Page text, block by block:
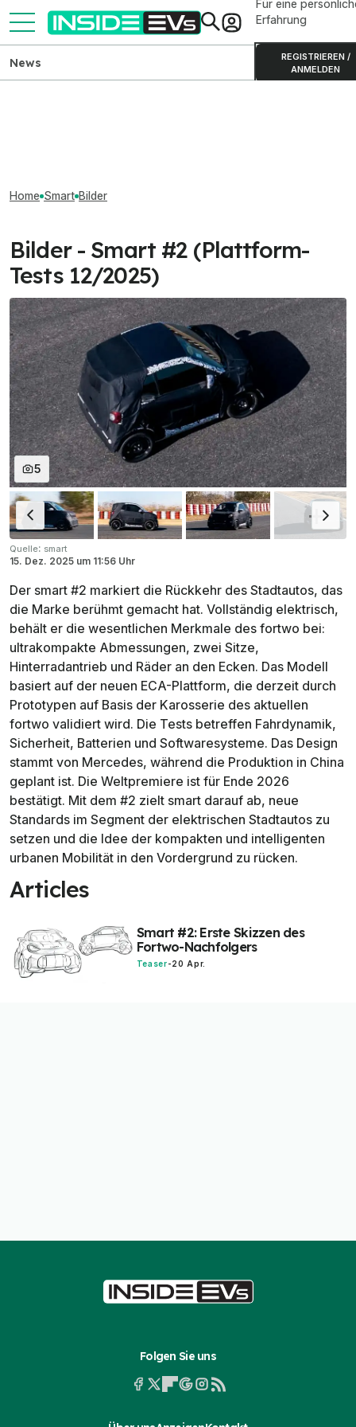
Für eine
Erfahrung
REGISTRIEREN /
ANMELDEN
News
Home Smart Bilder
Bilder - Smart #2 (Plattform-
Tests 12/2025)
5
Quelle: smart
15. Dez. 2025 um 11:56 Uhr
Der smart #2 markiert die Rückkehr des Stadtautos, das
die Marke berühmt gemacht hat. Vollständig elektrisch,
behält er die wesentlichen Merkmale des fortwo bei:
ultrakompakte Abmessungen, zwei Sitze,
Hinterradantrieb und Räder an den Ecken. Das Modell
basiert auf der neuen ECA-Plattform, die derzeit durch
Prototypen auf Basis der Karosserie des aktuellen
fortwo validiert wird. Die Tests betreffen Fahrdynamik,
Sicherheit, Batterien und Softwaresysteme. Das Design
stammt von Mercedes, während die Produktion in China
geplant ist. Die Weltpremiere ist für Ende 2026
bestätigt. Mit dem #2 zielt smart darauf ab, neue
Standards im Segment der elektrischen Stadtautos zu
setzen und die Idee der kompakten und intelligenten
urbanen Mobilität in den Vordergrund zu rücken.
Articles
Smart #2: Erste Skizzen des
Fortwo-Nachfolgers
Teaser-20 Apr.
Folgen Sie uns